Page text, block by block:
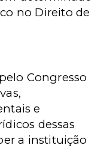
no Direito de
Congresso
e
dessas
a instituição